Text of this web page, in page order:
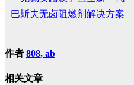
巴斯夫无卤阻燃剂解决方案
作者 808, ab
相关文章